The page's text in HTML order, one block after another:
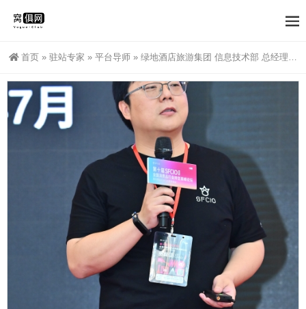
首页 » 驻站专家 » 平台导师 » 绿地酒店旅游集团 信息技术部 总经理 吴龙老师